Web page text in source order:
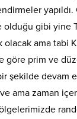
gibi
olacak ama
göre prim ve
şekilde
ama zaman